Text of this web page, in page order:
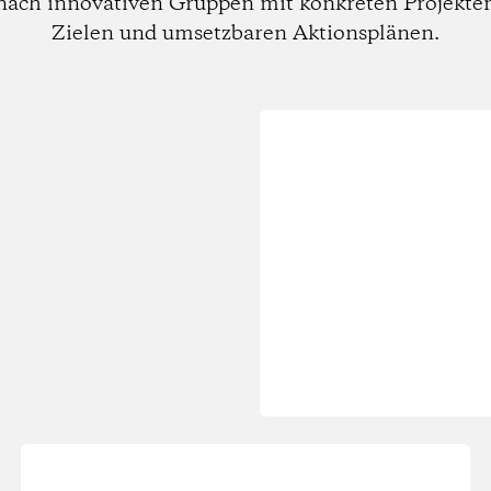
Zielen und umsetzbaren Aktionsplänen.